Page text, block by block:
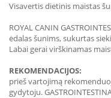
Visavertis dietinis maistas
ROYAL CANIN
ėdalas šunims, sukurtas
Labai gerai virškinamas
REKOMENDACIJOS:
prieš vartojimą
gydytoju.